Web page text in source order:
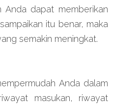
dapat memberikan
itu benar, maka
semakin meningkat.
Anda dalam
masukan, riwayat